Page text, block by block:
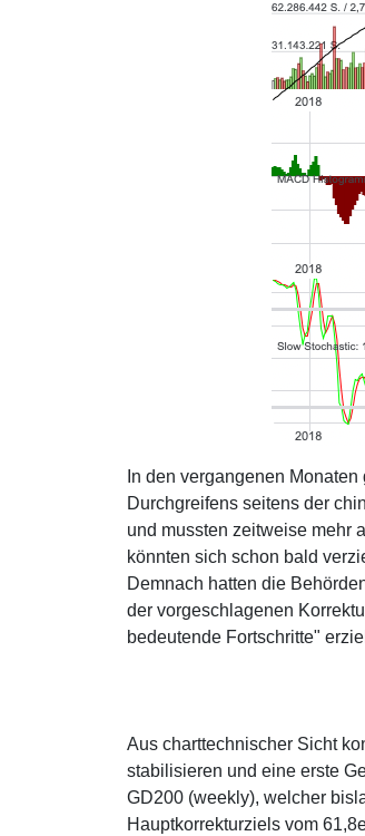
In den vergangenen
Durchgreifens seitens der
und mussten zeitweise mehr
könnten sich schon bald
Demnach hatten die
der vorgeschlagenen
bedeutende Fortschritte"
Aus charttechnischer Sicht
stabilisieren und eine erste
GD200 (weekly), welcher
Hauptkorrekturziels vom